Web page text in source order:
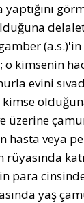
o kimsenin
evini
üzerine
hasta veya
rüyasında
para
yaş